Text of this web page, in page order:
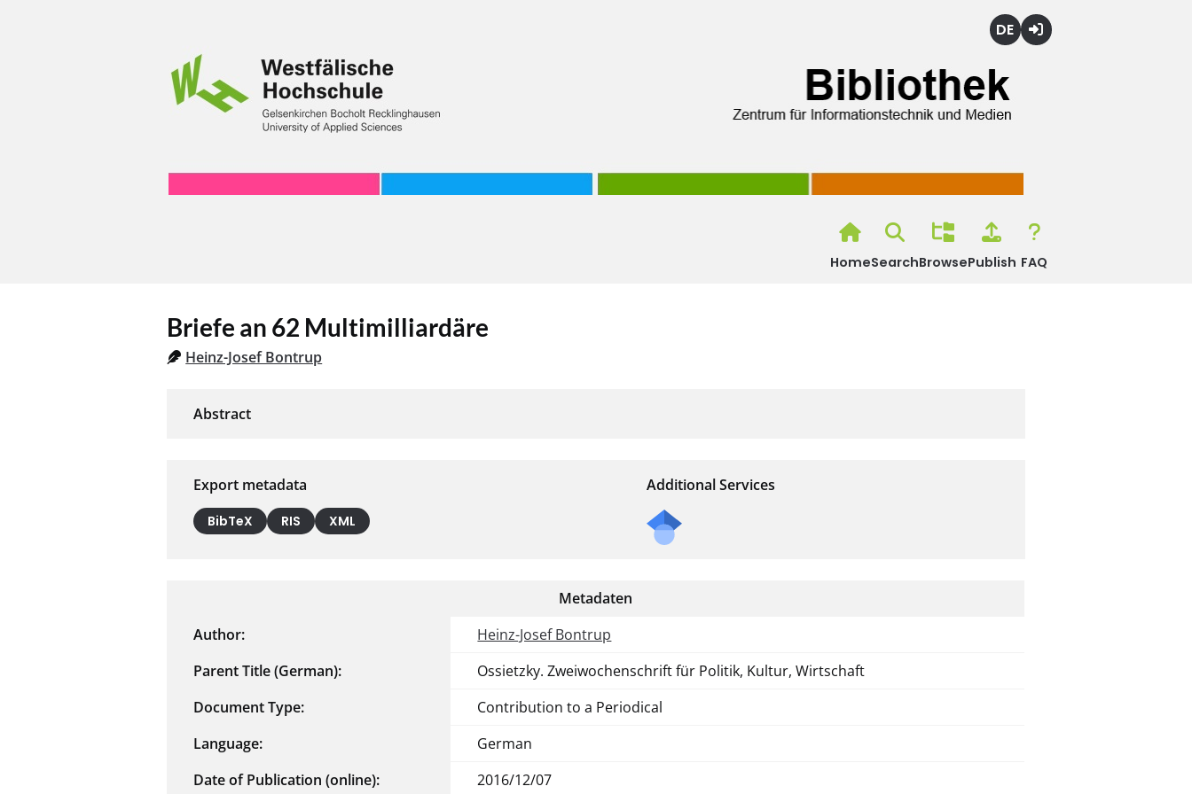
HomeSearchBrowsePublish FAQ
Briefe an 62 Multimilliardäre
Heinz-Josef Bontrup
Export metadata
BibTeX RIS XML
Additional Services
Metadaten
Author:
Heinz-Josef Bontrup
Parent Title (German):
Ossietzky. Zweiwochenschrift für Politik, Kultur, Wirtschaft
Document Type:
Contribution to a Periodical
Language:
German
Date of Publication (online):
2016/12/07